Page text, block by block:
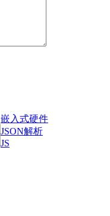
嵌入式硬件
JSON解析
JS